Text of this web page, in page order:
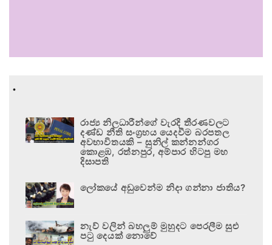
.
රාජ්‍ය නිලධාරීන්ගේ වැරදි තීරණවලට
දණ්ඩ නීති සංග්‍රහය යෙදවීම බරපතල
අවභාවිතයකි – සුනිල් කන්නන්ගර
කොළඹ, රත්නපුර, අම්පාර හිටපු මහ
දිසාපති
ලෝකයේ අඩුවෙන්ම නිදා ගන්නා ජාතිය?
නැව් වලින් බහලුම් මුහුදට පෙරලීම සුළු
පටු දෙයක් නොවේ